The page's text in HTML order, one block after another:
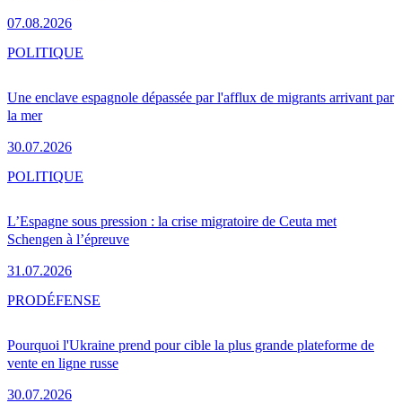
07.08.2026
Une enclave espagnole dépassée par l'afflux de migrants arrivant par
la mer
30.07.2026
POLITIQUE
L’Espagne sous pression : la crise migratoire de Ceuta met
Schengen à l’épreuve
31.07.2026
POLITIQUE
Pourquoi l'Ukraine prend pour cible la plus grande plateforme de
vente en ligne russe
30.07.2026
PRODÉFENSE